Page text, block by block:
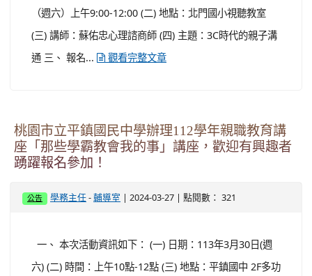
（週六）上午9:00-12:00 (二) 地點：北門國小視聽教室
(三) 講師：蘇佑忠心理諮商師 (四) 主題：3C時代的親子溝
通 三、 報名...
觀看完整文章
桃園市立平鎮國民中學辦理112學年親職教育講
座「那些學霸教會我的事」講座，歡迎有興趣者
踴躍報名參加！
公告 學務主任 -輔導室 | 2024-03-27 | 點閱數： 321
一、 本次活動資訊如下： (一) 日期：113年3月30日(週
六) (二) 時間：上午10點-12點 (三) 地點：平鎮國中 2F多功